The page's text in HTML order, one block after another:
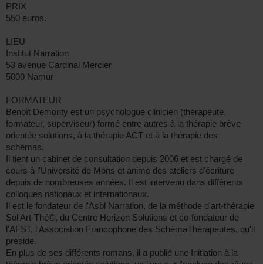
PRIX
550 euros.
LIEU
Institut Narration
53 avenue Cardinal Mercier
5000 Namur
FORMATEUR
Benoît Demonty est un psychologue clinicien (thérapeute,
formateur, superviseur) formé entre autres à la thérapie brève
orientée solutions, à la thérapie ACT et à la thérapie des
schémas.
Il tient un cabinet de consultation depuis 2006 et est chargé de
cours à l'Université de Mons et anime des ateliers d'écriture
depuis de nombreuses années. Il est intervenu dans différents
colloques nationaux et internationaux.
Il est le fondateur de l'Asbl Narration, de la méthode d'art-thérapie
Sol'Art-Thé©, du Centre Horizon Solutions et co-fondateur de
l'AFST, l'Association Francophone des SchémaThérapeutes, qu'il
préside.
En plus de ses différents romans, il a publié une Initiation à la